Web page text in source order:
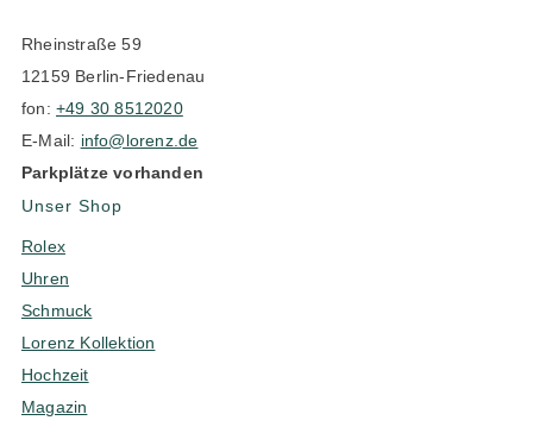
Rheinstraße 59
12159 Berlin-Friedenau
fon: +49 30 8512020
E-Mail: info@lorenz.de
Parkplätze vorhanden
Unser Shop
Rolex
Uhren
Schmuck
Lorenz Kollektion
Hochzeit
Magazin